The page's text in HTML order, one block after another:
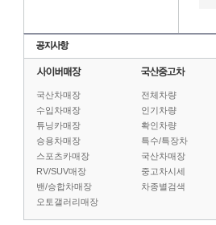
국산차매장
수입차매장
튜닝카매장
승용차매장
스포츠카매장
RV/SUV매장
밴/승합차매장
오토갤러리매장
전체차량
인기차량
확인차량
특수/특장차
국산차매장
중고차시세
차종별검색